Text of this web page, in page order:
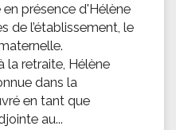
présence d'Hélène
de l’établissement, le
la retraite, Hélène
dans la
en tant que
au...